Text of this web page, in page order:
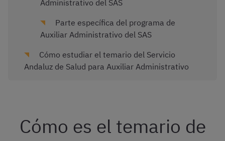
Administrativo del SAS
Parte específica del programa de
Auxiliar Administrativo del SAS
Cómo estudiar el temario del Servicio
Andaluz de Salud para Auxiliar Administrativo
Cómo es el temario de